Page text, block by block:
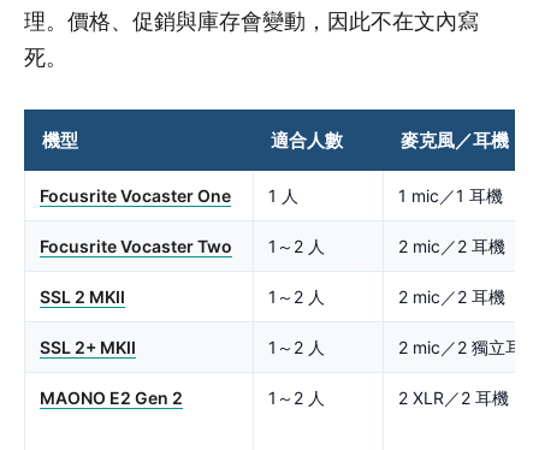
理。價格、促銷與庫存會變動，因此不在文內寫
死。
機型 適合人數 麥克風／耳機
Focusrite Vocaster One 1 人 1 mic／1 耳機
Focusrite Vocaster Two 1～2 人 2 mic／2 耳機
SSL 2 MKII 1～2 人 2 mic／2 耳機
SSL 2+ MKII 1～2 人 2 mic／2 獨立耳機
MAONO E2 Gen 2 1～2 人 2 XLR／2 耳機